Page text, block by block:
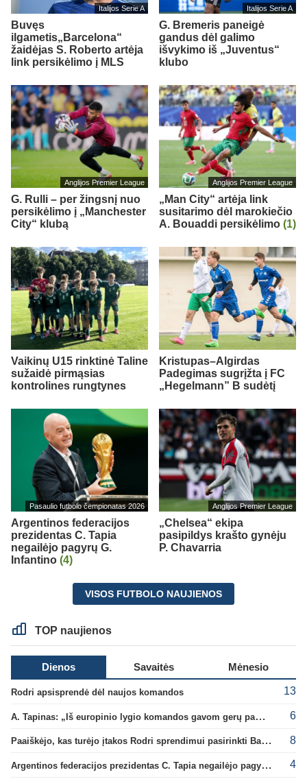
Italijos Serie A
Buvęs
ilgametis„Barcelona“
žaidėjas S. Roberto artėja
link persikėlimo į MLS
Italijos Serie A
G. Bremeris paneigė
gandus dėl galimo
išvykimo iš „Juventus“
klubo
Anglijos Premier League
G. Rulli – per žingsnį nuo
persikėlimo į „Manchester
City“ klubą
Anglijos Premier League
„Man City“ artėja link
susitarimo dėl marokiečio
A. Bouaddi persikėlimo (1)
Vaikinų U15 rinktinė Taline
sužaidė pirmąsias
kontrolines rungtynes
Kristupas–Algirdas
Padegimas sugrįžta į FC
„Hegelmann” B sudėtį
Pasaulio futbolo čempionatas 2026
Argentinos federacijos
prezidentas C. Tapia
negailėjo pagyrų G.
Infantino (4)
Anglijos Premier League
„Chelsea“ ekipa
pasipildys krašto gynėju
P. Chavarria
VISOS FUTBOLO NAUJIENOS
TOP naujienos
Dienos Savaitės Mėnesio
Rodri apsisprendė dėl naujos komandos 13
A. Tapinas: „Iš europinio lygio komandos gavom gerų pamokų“ 6
Paaiškėjo, kas turėjo įtakos Rodri sprendimui pasirinkti Barselonos pusę 8
Argentinos federacijos prezidentas C. Tapia negailėjo pagyrų G. Infantino 4